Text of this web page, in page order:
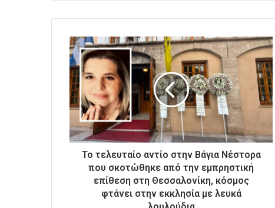
ε
η
ν
η
λ
ε
κ
ρ
ο
Το τελευταίο αντίο στην Βάγια Νέστορα
που σκοτώθηκε από την εμπρηστική
επίθεση στη Θεσσαλονίκη, κόσμος
φτάνει στην εκκλησία με λευκά